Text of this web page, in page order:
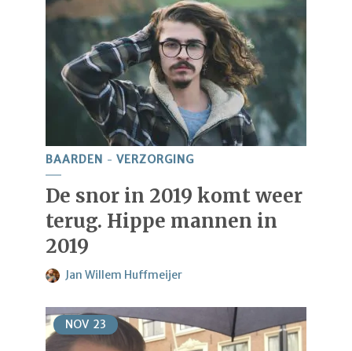
BAARDEN VERZORGING
De snor in 2019 komt weer
terug. Hippe mannen in
2019
Jan Willem Huffmeijer
NOV 23